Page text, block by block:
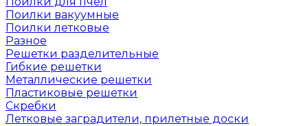
Поилки вакуумные
Поилки летковые
Разное
Решетки разделительные
Гибкие решетки
Металлические решетки
Пластиковые решетки
Скребки
Летковые заградители, прилетные доски